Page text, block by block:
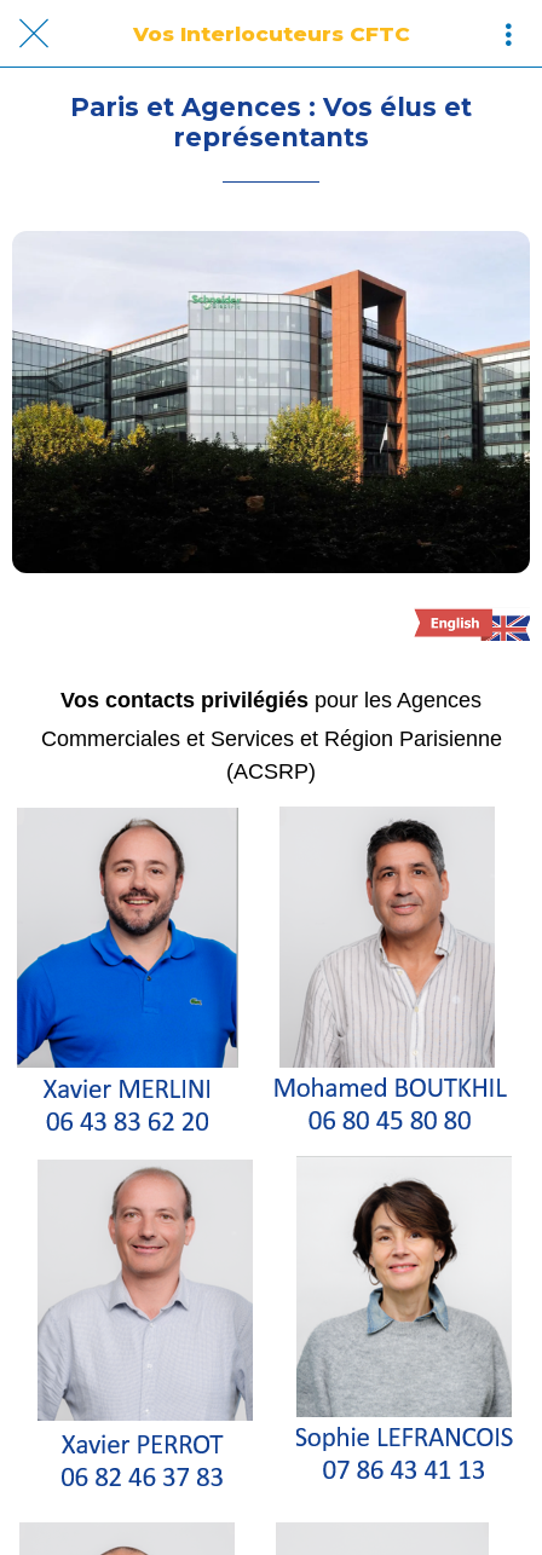
Vos Interlocuteurs CFTC
Paris et Agences : Vos élus et
représentants
Vos contacts privilégiés pour les Agences
Commerciales et Services et Région Parisienne
(ACSRP)